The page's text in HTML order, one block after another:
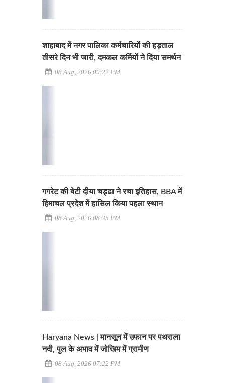
शाहाबाद में नगर पालिका कर्मचारियों की हड़ताल
तीसरे दिन भी जारी, दमकल कर्मियों ने दिया समर्थन
08 Aug, 2026 09:22 PM
गगरेट की बेटी दीया चड्ढा ने रचा इतिहास, BBA में
हिमाचल प्रदेश में हासिल किया पहला स्थान
08 Aug, 2026 08:35 PM
Haryana News | मानसून में उफान पर पथराला
नदी, पुल के अभाव में जोखिम में ग्रामीण
08 Aug, 2026 07:22 PM